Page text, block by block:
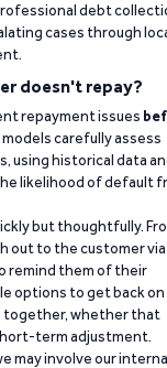
debt
cases through
doesn't repay?
repayment issues
carefully assess
using historical data
likelihood of default
but thoughtfully.
out to the customer via
remind them of their
options to get back on
together, whether that
term adjustment.
may involve our